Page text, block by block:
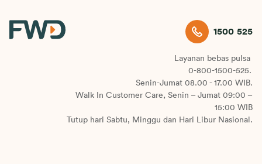
1500 525
Layanan bebas pulsa
0-800-1500-525.
Senin-Jumat 08.00 - 17.00 WIB.
Walk In Customer Care, Senin – Jumat 09:00 –
15:00 WIB
Tutup hari Sabtu, Minggu dan Hari Libur Nasional.